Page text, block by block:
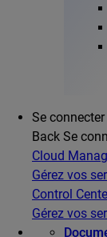
Se connecter
Back Se
Cloud
Gérez vos
Control
Gérez vos